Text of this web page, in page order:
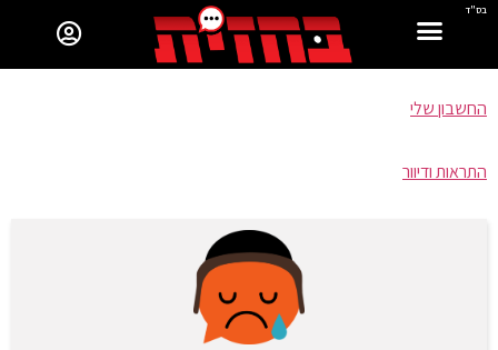
בס"ד
החשבון שלי
התראות ודיוור